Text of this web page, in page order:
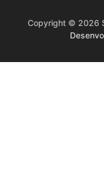
Copyright © 2026